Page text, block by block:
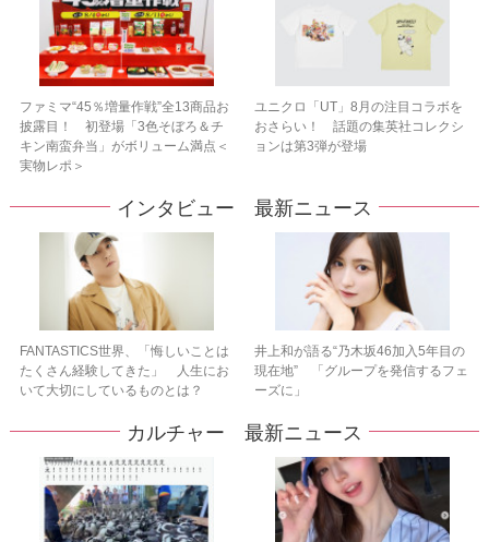
ファミマ“45％増量作戦”全13商品お
披露目！ 初登場「3色そぼろ＆チ
キン南蛮弁当」がボリューム満点＜
実物レポ＞
ユニクロ「UT」8月の注目コラボを
おさらい！ 話題の集英社コレクシ
ョンは第3弾が登場
インタビュー 最新ニュース
FANTASTICS世界、「悔しいことは
たくさん経験してきた」 人生にお
いて大切にしているものとは？
井上和が語る“乃木坂46加入5年目の
現在地” 「グループを発信するフェ
ーズに」
カルチャー 最新ニュース